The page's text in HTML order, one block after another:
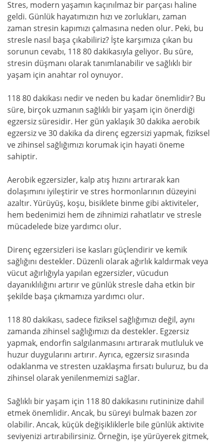
Stres, modern yaşamın kaçınılmaz bir parçası haline
geldi. Günlük hayatımızın hızı ve zorlukları, zaman
zaman stresin kapımızı çalmasına neden olur. Peki, bu
stresle nasıl başa çıkabiliriz? İşte karşımıza çıkan bu
sorunun cevabı, 118 80 dakikasıyla geliyor. Bu süre,
stresin düşmanı olarak tanımlanabilir ve sağlıklı bir
yaşam için anahtar rol oynuyor.
118 80 dakikası nedir ve neden bu kadar önemlidir? Bu
süre, birçok uzmanın sağlıklı bir yaşam için önerdiği
egzersiz süresidir. Her gün yaklaşık 30 dakika aerobik
egzersiz ve 30 dakika da direnç egzersizi yapmak, fiziksel
ve zihinsel sağlığımızı korumak için hayati öneme
sahiptir.
Aerobik egzersizler, kalp atış hızını artırarak kan
dolaşımını iyileştirir ve stres hormonlarının düzeyini
azaltır. Yürüyüş, koşu, bisiklete binme gibi aktiviteler,
hem bedenimizi hem de zihnimizi rahatlatır ve stresle
mücadelede bize yardımcı olur.
Direnç egzersizleri ise kasları güçlendirir ve kemik
sağlığını destekler. Düzenli olarak ağırlık kaldırmak veya
vücut ağırlığıyla yapılan egzersizler, vücudun
dayanıklılığını artırır ve günlük stresle daha etkin bir
şekilde başa çıkmamıza yardımcı olur.
118 80 dakikası, sadece fiziksel sağlığımızı değil, aynı
zamanda zihinsel sağlığımızı da destekler. Egzersiz
yapmak, endorfin salgılanmasını artırarak mutluluk ve
huzur duygularını artırır. Ayrıca, egzersiz sırasında
odaklanma ve stresten uzaklaşma fırsatı buluruz, bu da
zihinsel olarak yenilenmemizi sağlar.
Sağlıklı bir yaşam için 118 80 dakikasını rutininize dahil
etmek önemlidir. Ancak, bu süreyi bulmak bazen zor
olabilir. Ancak, küçük değişikliklerle bile günlük aktivite
seviyenizi artırabilirsiniz. Örneğin, işe yürüyerek gitmek,